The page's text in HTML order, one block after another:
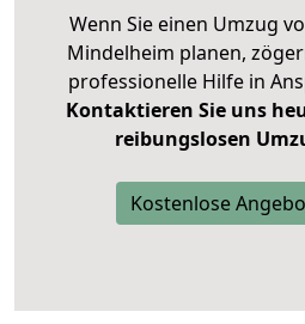
Wenn Sie einen Umzug
Mindelheim planen,
professionelle Hilfe in
Kontaktieren Sie uns
reibungslosen
Kostenlose